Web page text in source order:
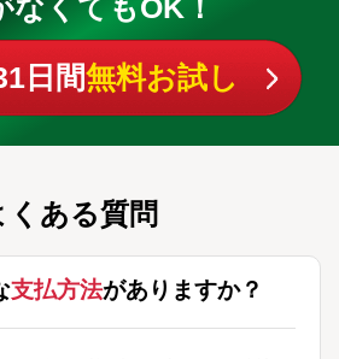
なくてもOK！
日間無料お試し
くある質問
支払方法がありますか？